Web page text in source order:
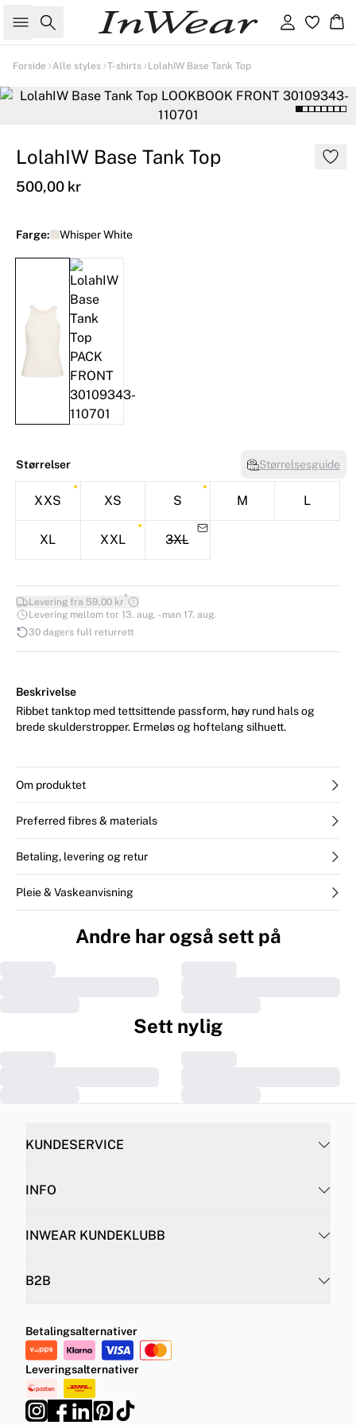
Søk Logg inn
Forside Alle styles T-shirts LolahIW Base Tank Top
LolahIW Base Tank Top
500,00 kr
Farge: Whisper White
Størrelser Størrelsesguide
XXS XS S M L
XL XXL 3XL
Levering fra 59,00 kr*
Levering mellom tor 13. aug. - man 17. aug.
30 dagers full returrett
Beskrivelse
Ribbet tanktop med tettsittende passform, høy rund hals og
brede skulderstropper. Ermeløs og hoftelang silhuett.
Om produktet
Preferred fibres & materials
Betaling, levering og retur
Pleie & Vaskeanvisning
Andre har også sett på
Sett nylig
KUNDESERVICE
INFO
INWEAR KUNDEKLUBB
B2B
Betalingsalternativer
Leveringsalternativer